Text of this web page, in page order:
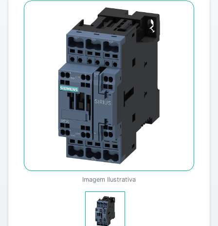
Imagem Ilustrativa